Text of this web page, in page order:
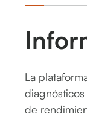
La
de